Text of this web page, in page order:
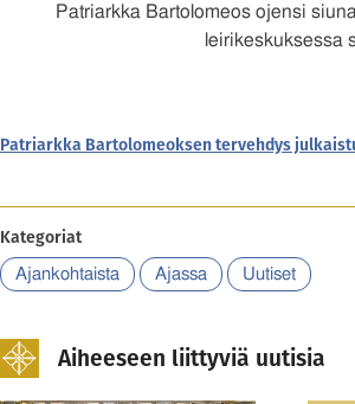
Patriarkka Bartolomeos ojensi
leirikeskuksessa
Patriarkka Bartolomeoksen tervehdys
Kategoriat
Ajankohtaista Ajassa Uutiset
Aiheeseen liittyviä uutisia